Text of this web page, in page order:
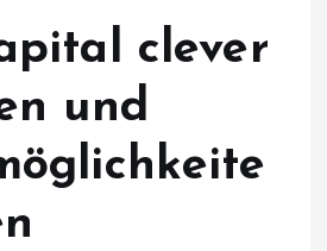
clever
und